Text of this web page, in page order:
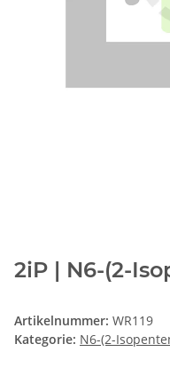
2iP | N6-(2-
Artikelnummer: WR119
Kategorie: N6-(2-